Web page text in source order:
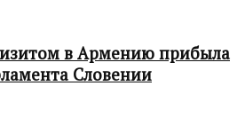
в Армению прибыла
Словении